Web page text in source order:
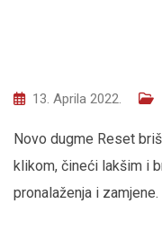
13. Aprila 2022.
Novo dugme Reset
klikom, čineći lakšim i
pronalaženja i zamjene.